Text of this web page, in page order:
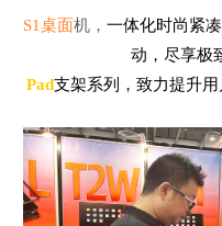
S1桌面机， 一体化时尚紧
动，尽享极
Pad支架系列，致力提升用